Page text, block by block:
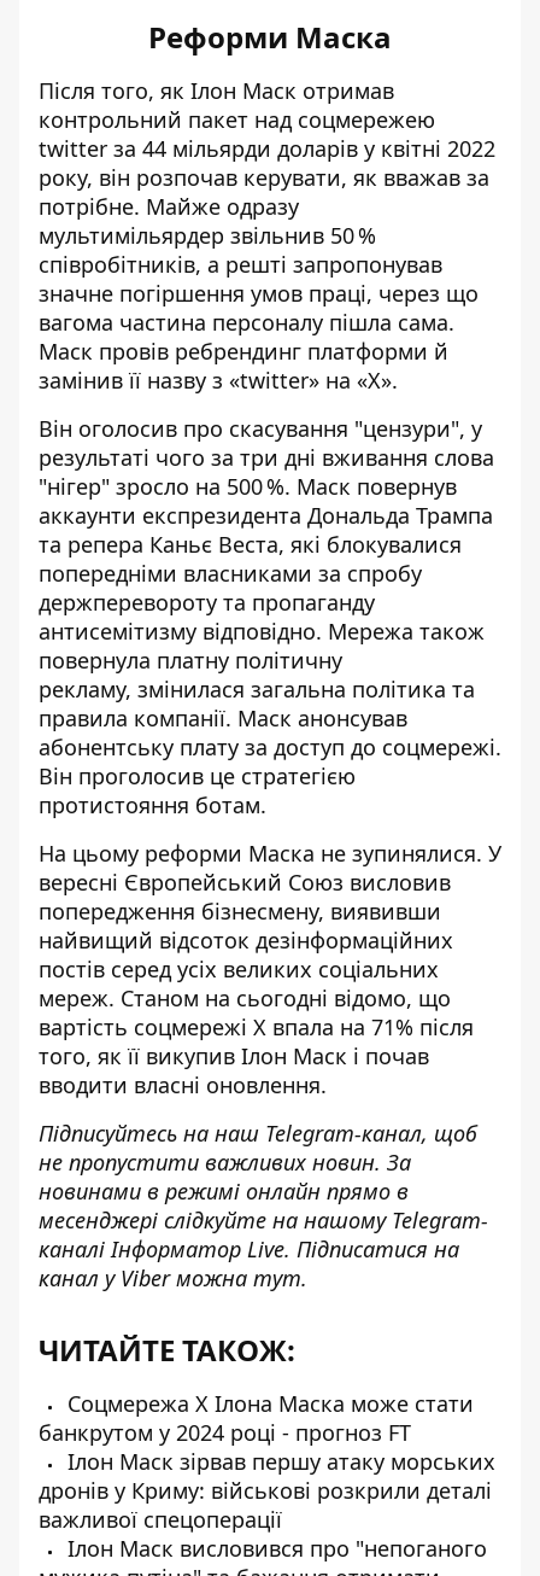
Реформи Маска
Після того, як Ілон Маск отримав
контрольний пакет над соцмережею
twitter за 44 мільярди доларів у квітні 2022
року, він розпочав керувати, як вважав за
потрібне. Майже одразу
мультимільярдер звільнив 50 %
співробітників, а решті запропонував
значне погіршення умов праці, через що
вагома частина персоналу пішла сама.
Маск провів ребрендинг платформи й
замінив її назву з «twitter» на «Х».
Він оголосив про скасування "цензури", у
результаті чого за три дні вживання слова
"нігер" зросло на 500 %. Маск повернув
аккаунти експрезидента Дональда Трампа
та репера Каньє Веста, які блокувалися
попередніми власниками за спробу
держперевороту та пропаганду
антисемітизму відповідно. Мережа також
повернула платну політичну
рекламу, змінилася загальна політика та
правила компанії. Маск анонсував
абонентську плату за доступ до соцмережі.
Він проголосив це стратегією
протистояння ботам.
На цьому реформи Маска не зупинялися. У
вересні Європейський Союз висловив
попередження бізнесмену, виявивши
найвищий відсоток дезінформаційних
постів серед усіх великих соціальних
мереж. Станом на сьогодні відомо, що
вартість соцмережі X впала на 71% після
того, як її викупив Ілон Маск і почав
вводити власні оновлення.
Підписуйтесь на наш Telegram-канал, щоб
не пропустити важливих новин. За
новинами в режимі онлайн прямо в
месенджері слідкуйте на нашому Telegram-
каналіІнформатор Live. Підписатися на
канал у Viber можна тут.
ЧИТАЙТЕ ТАКОЖ:
Соцмережа X Ілона Маска може стати
банкрутом у 2024 році - прогноз FT
Ілон Маск зірвав першу атаку морських
дронів у Криму: військові розкрили деталі
важливої спецоперації
Ілон Маск висловився про "непоганого